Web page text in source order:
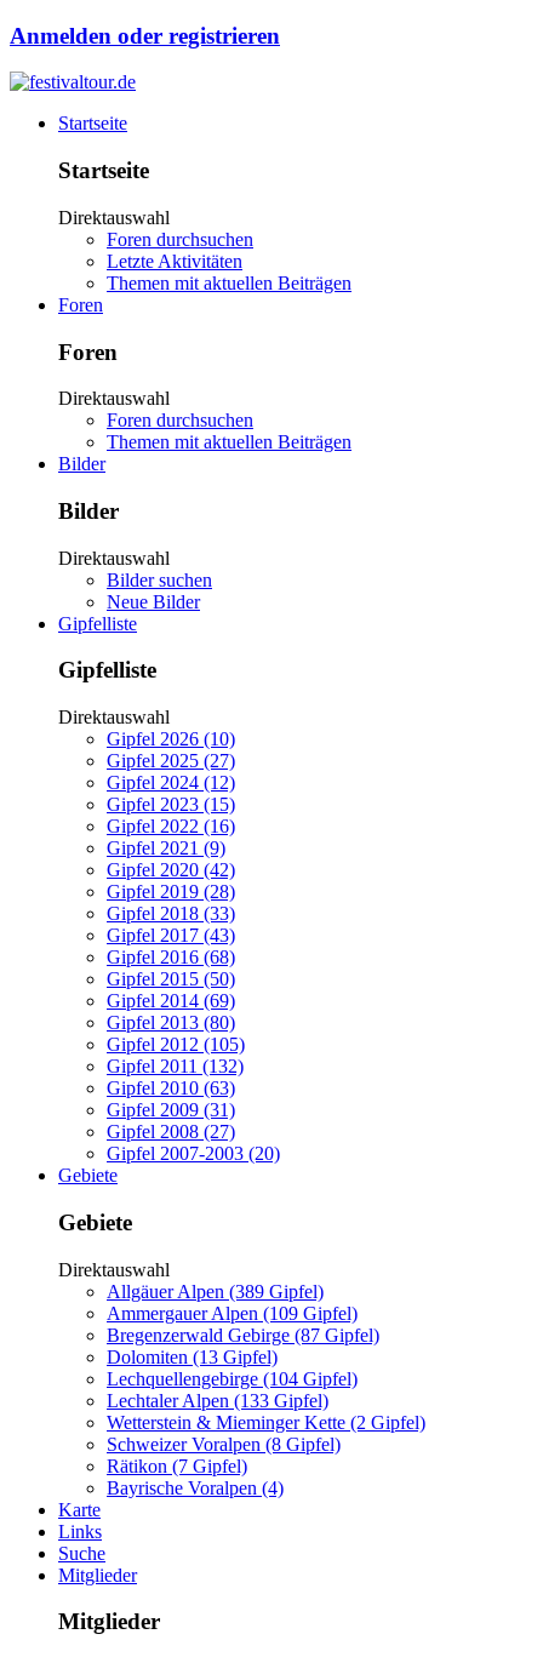
Anmelden oder registrieren
Startseite
Startseite
Direktauswahl
Foren durchsuchen
Letzte Aktivitäten
Themen mit aktuellen Beiträgen
Foren
Foren
Direktauswahl
Foren durchsuchen
Themen mit aktuellen Beiträgen
Bilder
Bilder
Direktauswahl
Bilder suchen
Neue Bilder
Gipfelliste
Gipfelliste
Direktauswahl
Gipfel 2026 (10)
Gipfel 2025 (27)
Gipfel 2024 (12)
Gipfel 2023 (15)
Gipfel 2022 (16)
Gipfel 2021 (9)
Gipfel 2020 (42)
Gipfel 2019 (28)
Gipfel 2018 (33)
Gipfel 2017 (43)
Gipfel 2016 (68)
Gipfel 2015 (50)
Gipfel 2014 (69)
Gipfel 2013 (80)
Gipfel 2012 (105)
Gipfel 2011 (132)
Gipfel 2010 (63)
Gipfel 2009 (31)
Gipfel 2008 (27)
Gipfel 2007-2003 (20)
Gebiete
Gebiete
Direktauswahl
Allgäuer Alpen (389 Gipfel)
Ammergauer Alpen (109 Gipfel)
Bregenzerwald Gebirge (87 Gipfel)
Dolomiten (13 Gipfel)
Lechquellengebirge (104 Gipfel)
Lechtaler Alpen (133 Gipfel)
Wetterstein & Mieminger Kette (2 Gipfel)
Schweizer Voralpen (8 Gipfel)
Rätikon (7 Gipfel)
Bayrische Voralpen (4)
Karte
Links
Suche
Mitglieder
Mitglieder